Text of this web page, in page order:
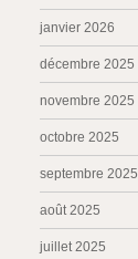
janvier 2026
décembre 2025
novembre 2025
octobre 2025
septembre 2025
août 2025
juillet 2025